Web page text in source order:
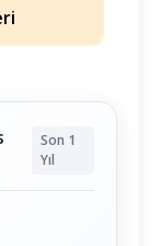
Son 1
Yıl